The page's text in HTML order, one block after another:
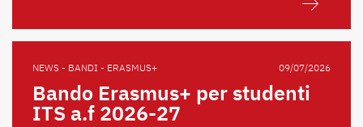
NEWS - BANDI - ERASMUS+ 09/07/2026
Bando Erasmus+ per studenti
ITS a.f 2026-27